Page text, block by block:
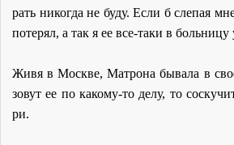
рать ни­ко­гда не бу­ду. Ес­ли б сле­пая
по­те­рял, а так я ее все-та­ки в боль­ни­цу
Жи­вя в Москве, Мат­ро­на бы­ва­ла в
зо­вут ее по ка­ко­му-то де­лу, то
ри.